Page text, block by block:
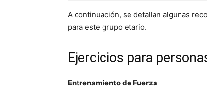
A continuación, se detallan algunas
para este grupo etario.
Ejercicios para
Entrenamiento de Fuerza